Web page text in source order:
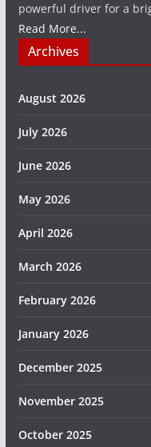
powerful driver for a
Read More...
Archives
August 2026
July 2026
June 2026
May 2026
April 2026
March 2026
February 2026
January 2026
December 2025
November 2025
October 2025